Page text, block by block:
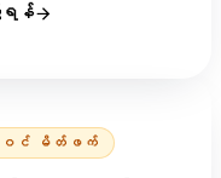
ည့်ရန်
းဝင် မိတ်ဖက်